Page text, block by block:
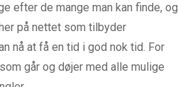
efter de mange man kan finde, og
på nettet som tilbyder
nå at få en tid i god nok tid. For
går og døjer med alle mulige